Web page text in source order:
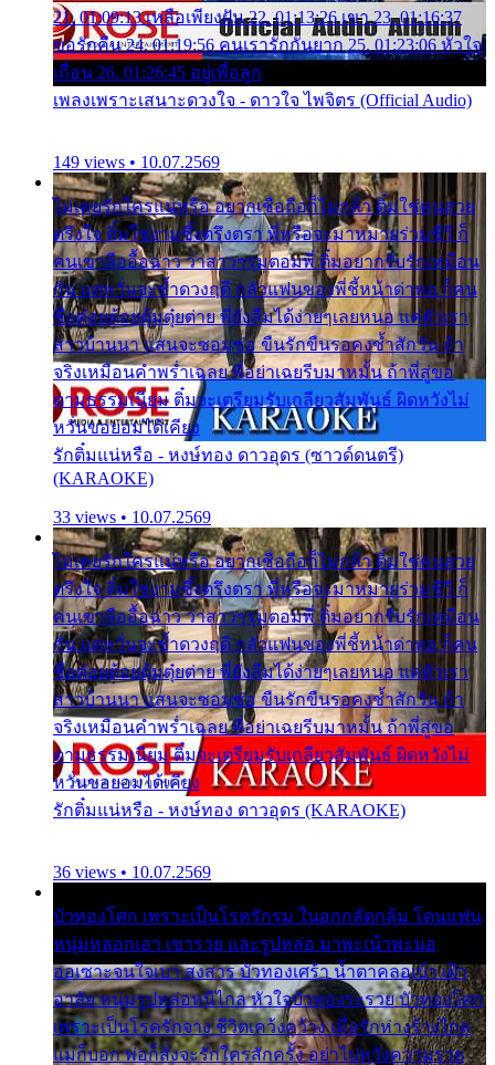
21. 01:09:13 เหลือเพียงฝัน 22. 01:13:26 เขา 23. 01:16:37
ขอรักคืน 24. 01:19:56 คนเรารักกันยาก 25. 01:23:06 หัวใจ
เถื่อน 26. 01:26:45 อยู่เพื่อลูก
เพลงเพราะเสนาะดวงใจ - ดาวใจ ไพจิตร (Official Audio)
149 views • 10.07.2569
ไม่เคยรักใครแน่หรือ อยากเชื่อถือก็ไม่กล้า ติ๋มใช่คนสวย
ตรึงใจ ติ๋มใช่งามซึ้งตรึงตรา พี่หรือจะมาหมายร่วมชีวี ก็
คนเขาลืออื้อฉาว ว่าสาวๆรุมตอมพี่ ติ๋มอยากรับรักเหมือน
กัน แต่หวั่นจะช้ำดวงฤดี กลัวแฟนของพี่ชี้หน้าด่าทอ ก็คน
ชื่อต๋อยต้อยตุ้มตุ๋ยต่าย พี่ยังลืมได้ง่ายๆเลยหนอ แค่ตัวเรา
สาวบ้านนา แสนจะซอมซ่อ ขืนรักขืนรอคงช้ำสักวัน ถ้า
จริงเหมือนคำพร่ำเฉลย พี่อย่าเฉยรีบมาหมั้น ถ้าพี่สู่ขอ
ตามธรรมเนียม ติ๋มจะเตรียมรับเกลียวสัมพันธ์ ผิดหวังไม่
หวั่นขอยอมได้เคียง
รักติ๋มแน่หรือ - หงษ์ทอง ดาวอุดร (ซาวด์ดนตรี)
(KARAOKE)
33 views • 10.07.2569
ไม่เคยรักใครแน่หรือ อยากเชื่อถือก็ไม่กล้า ติ๋มใช่คนสวย
ตรึงใจ ติ๋มใช่งามซึ้งตรึงตรา พี่หรือจะมาหมายร่วมชีวี ก็
คนเขาลืออื้อฉาว ว่าสาวๆรุมตอมพี่ ติ๋มอยากรับรักเหมือน
กัน แต่หวั่นจะช้ำดวงฤดี กลัวแฟนของพี่ชี้หน้าด่าทอ ก็คน
ชื่อต๋อยต้อยตุ้มตุ๋ยต่าย พี่ยังลืมได้ง่ายๆเลยหนอ แค่ตัวเรา
สาวบ้านนา แสนจะซอมซ่อ ขืนรักขืนรอคงช้ำสักวัน ถ้า
จริงเหมือนคำพร่ำเฉลย พี่อย่าเฉยรีบมาหมั้น ถ้าพี่สู่ขอ
ตามธรรมเนียม ติ๋มจะเตรียมรับเกลียวสัมพันธ์ ผิดหวังไม่
หวั่นขอยอมได้เคียง
รักติ๋มแน่หรือ - หงษ์ทอง ดาวอุดร (KARAOKE)
36 views • 10.07.2569
บัวทองโศก เพราะเป็นโรครักรุม ในอกกลัดกลุ้ม โดนแฟน
หนุ่มหลอกเอา เขารวย และรูปหล่อ มาพะเน้าพะนอ
ออเซาะจนใจเบา สงสาร บัวทองเศร้า น้ำตาคลอเบ้า เฝ้า
อาลัย หนุ่มรูปหล่อหนีไกล หัวใจบัวทองระรวย บัวทองโศก
เพราะเป็นโรครักจาง ชีวิตเคว้งคว้าง เมื่อรักห่างร้างไกล
แม่ก็บอก พ่อก็สั่งจะรักใครสักครั้ง อย่าไปหวังความรวย